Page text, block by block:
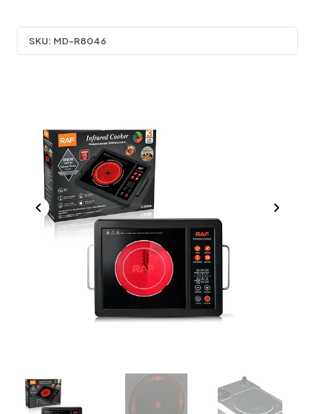
SKU: MD-R8046